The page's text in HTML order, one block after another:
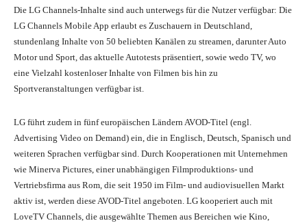
Die LG Channels-Inhalte sind auch unterwegs für die Nutzer verfügbar: Die
LG Channels Mobile App erlaubt es Zuschauern in Deutschland,
stundenlang Inhalte von 50 beliebten Kanälen zu streamen, darunter Auto
Motor und Sport, das aktuelle Autotests präsentiert, sowie wedo TV, wo
eine Vielzahl kostenloser Inhalte von Filmen bis hin zu
Sportveranstaltungen verfügbar ist.
LG führt zudem in fünf europäischen Ländern AVOD-Titel (engl.
Advertising Video on Demand) ein, die in Englisch, Deutsch, Spanisch und
weiteren Sprachen verfügbar sind. Durch Kooperationen mit Unternehmen
wie Minerva Pictures, einer unabhängigen Filmproduktions- und
Vertriebsfirma aus Rom, die seit 1950 im Film- und audiovisuellen Markt
aktiv ist, werden diese AVOD-Titel angeboten. LG kooperiert auch mit
LoveTV Channels, die ausgewählte Themen aus Bereichen wie Kino,